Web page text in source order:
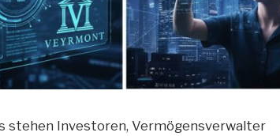
stehen Investoren, Vermögensverwalter